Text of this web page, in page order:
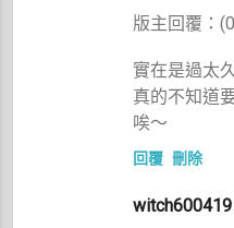
版主回覆：
實在是過太
真的不知道
唉～
回覆 刪除
witch600419